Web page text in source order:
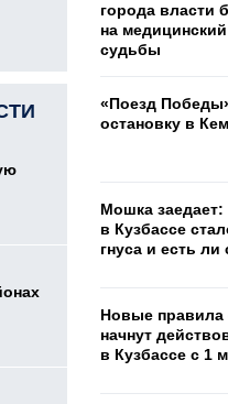
города власти
на
судьбы
«Поезд
остановку в
Мошка заедает:
в Кузбассе
гнуса и есть ли
Новые
начнут
в Кузбассе с 1